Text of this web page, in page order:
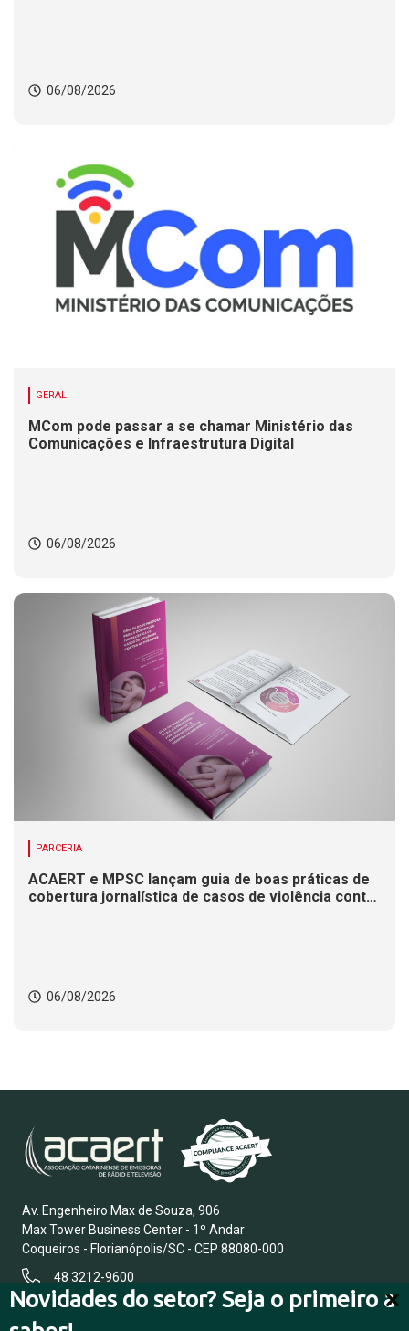
Novidades do setor? Seja o primeiro a
06/08/2026
GERAL
MCom pode passar a se chamar Ministério das
Comunicações e Infraestrutura Digital
06/08/2026
PARCERIA
ACAERT e MPSC lançam guia de boas práticas de
cobertura jornalística de casos de violência contra
06/08/2026
Av. Engenheiro Max de Souza, 906
Max Tower Business Center - 1º Andar
Coqueiros - Florianópolis/SC - CEP 88080-000
48 3212-9600